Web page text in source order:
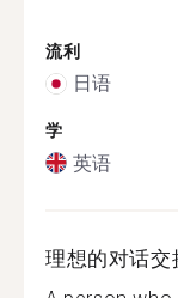
流利
日语
学
英语
理想的对话交